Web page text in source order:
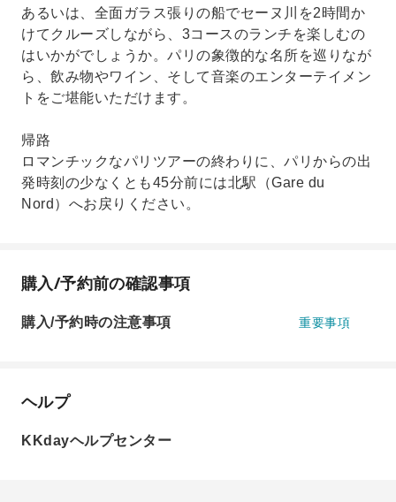
あるいは、全面ガラス張りの船でセーヌ川を2時間か
けてクルーズしながら、3コースのランチを楽しむの
はいかがでしょうか。パリの象徴的な名所を巡りなが
ら、飲み物やワイン、そして音楽のエンターテイメン
トをご堪能いただけます。
帰路
ロマンチックなパリツアーの終わりに、パリからの出
発時刻の少なくとも45分前には北駅（Gare du
Nord）へお戻りください。
購入/予約前の確認事項
購入/予約時の注意事項 重要事項
ヘルプ
KKdayヘルプセンター